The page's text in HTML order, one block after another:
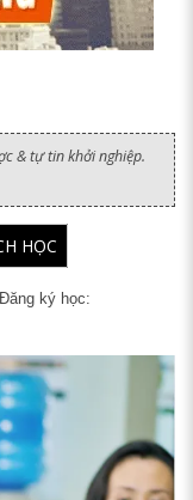
& tự tin khởi nghiệp.
HỌC
ký học: